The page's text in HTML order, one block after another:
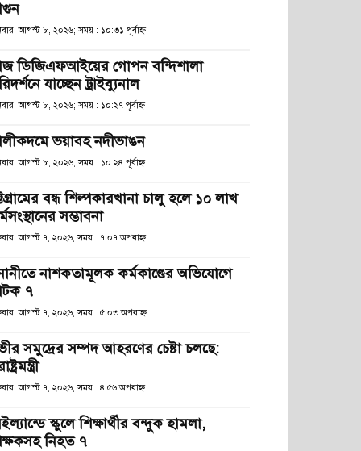
আগস্ট ৮, ২০২৬; সময় : ১০:৩১ পূর্বাহ্ণ
ডিজিএফআইয়ের গোপন বন্দিশালা
যাচ্ছেন ট্রাইব্যুনাল
আগস্ট ৮, ২০২৬; সময় : ১০:২৭ পূর্বাহ্ণ
ভয়াবহ নদীভাঙন
আগস্ট ৮, ২০২৬; সময় : ১০:২৪ পূর্বাহ্ণ
বন্ধ শিল্পকারখানা চালু হলে ১০ লাখ
সম্ভাবনা
আগস্ট ৭, ২০২৬; সময় : ৭:০৭ অপরাহ্ণ
নাশকতামূলক কর্মকাণ্ডের অভিযোগে
৭
আগস্ট ৭, ২০২৬; সময় : ৫:০৩ অপরাহ্ণ
সমুদ্রের সম্পদ আহরণের চেষ্টা চলছে:
আগস্ট ৭, ২০২৬; সময় : ৪:৫৬ অপরাহ্ণ
স্কুলে শিক্ষার্থীর বন্দুক হামলা,
নিহত ৭